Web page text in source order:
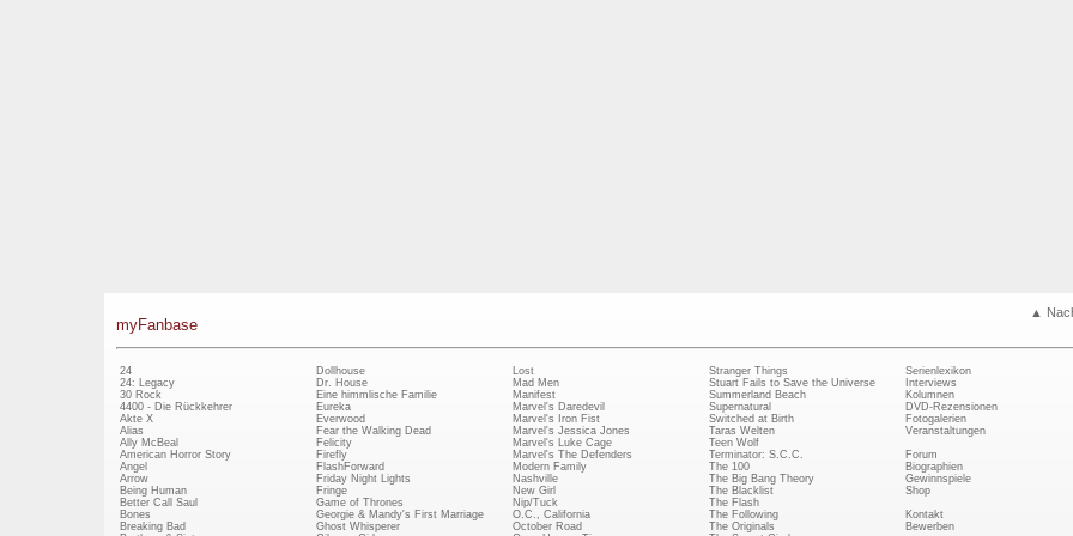
▲
myFanbase
24
24: Legacy
30 Rock
4400 - Die Rückkehrer
Akte X
Alias
Ally McBeal
American Horror Story
Angel
Arrow
Being Human
Better Call Saul
Bones
Breaking Bad
Dollhouse
Dr. House
Eine himmlische Familie
Eureka
Everwood
Fear the Walking Dead
Felicity
Firefly
FlashForward
Friday Night Lights
Fringe
Game of Thrones
Georgie & Mandy's First Marriage
Ghost Whisperer
Lost
Mad Men
Manifest
Marvel's Daredevil
Marvel's Iron Fist
Marvel's Jessica Jones
Marvel's Luke Cage
Marvel's The Defenders
Modern Family
Nashville
New Girl
Nip/Tuck
O.C., California
October Road
Stranger Things
Stuart Fails to Save the Universe
Summerland Beach
Supernatural
Switched at Birth
Taras Welten
Teen Wolf
Terminator: S.C.C.
The 100
The Big Bang Theory
The Blacklist
The Flash
The Following
The Originals
Serienlexikon
Interviews
Kolumnen
DVD-Rezensionen
Fotogalerien
Veranstaltungen
Forum
Biographien
Gewinnspiele
Shop
Kontakt
Bewerben